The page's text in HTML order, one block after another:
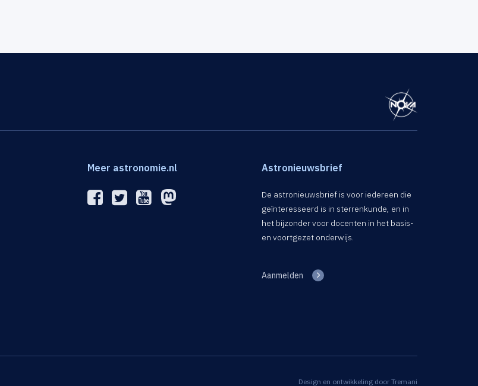
Meer astronomie.nl Astronieuwsbrief
De astronieuwsbrief is voor iedereen die
geïnteresseerd is in sterrenkunde, en in
het bijzonder voor docenten in het basis-
en voortgezet onderwijs.
Aanmelden
Design en ontwikkeling door Tremani